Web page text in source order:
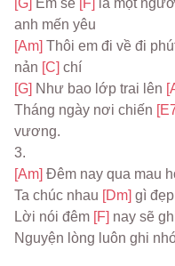
[G] Em sẽ [F] là một
anh mến yêu
[Am] Thôi em đi về đi
nản [C] chí
[G] Như bao lớp trai lên
Tháng ngày nơi chiến
vương.
3.
[Am] Đêm nay qua mau
Ta chúc nhau [Dm] gì
Lời nói đêm [F] nay sẽ
Nguyện lòng luôn ghi